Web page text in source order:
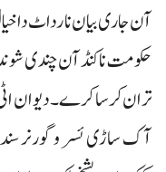
آن جاری بیان نا رداٹ داخیال
حکومت نا کنڈآن چندی
تران کرسا کرے۔ دیوان اٹی
آک ساڑی ئسر و گورنر